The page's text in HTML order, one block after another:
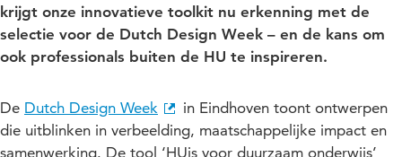
krijgt onze innovatieve toolkit nu erkenning met de
selectie voor de Dutch Design Week – en de kans om
ook professionals buiten de HU te inspireren.
De Dutch Design Week
in Eindhoven toont ontwerpen
die uitblinken in verbeelding, maatschappelijke impact en
samenwerking. De tool ‘HUis voor duurzaam onderwijs’